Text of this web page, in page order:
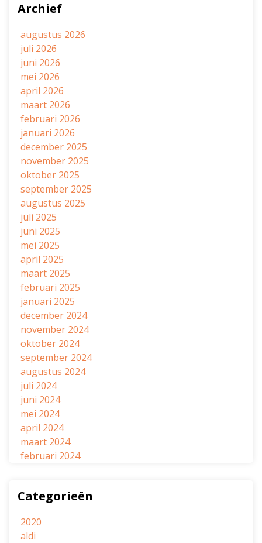
Archief
augustus 2026
juli 2026
juni 2026
mei 2026
april 2026
maart 2026
februari 2026
januari 2026
december 2025
november 2025
oktober 2025
september 2025
augustus 2025
juli 2025
juni 2025
mei 2025
april 2025
maart 2025
februari 2025
januari 2025
december 2024
november 2024
oktober 2024
september 2024
augustus 2024
juli 2024
juni 2024
mei 2024
april 2024
maart 2024
februari 2024
Categorieën
2020
aldi